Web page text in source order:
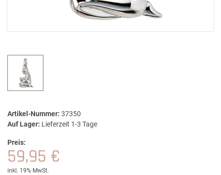
Artikel-Nummer: 37350
Auf Lager: Lieferzeit 1-3 Tage
Preis:
59,95 €
inkl. 19% MwSt.